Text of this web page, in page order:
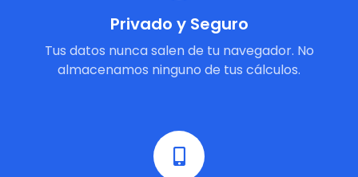
Privado y Seguro
Tus datos nunca salen de tu navegador. No
almacenamos ninguno de tus cálculos.